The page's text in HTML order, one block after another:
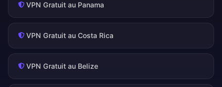
VPN Gratuit au Panama
VPN Gratuit au Costa Rica
VPN Gratuit au Belize